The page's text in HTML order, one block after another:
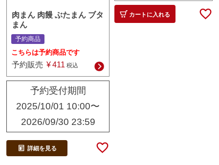
肉まん 肉饅 ぶたまん ブタ
まん
予約商品
こちらは予約商品です
予約販売 ¥ 411 税込
予約受付期間
2025/10/01 10:00〜
2026/09/30 23:59
詳細を見る
カートに入れる